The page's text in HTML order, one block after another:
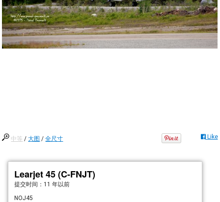
中等 /大图 /全尺寸 Like
Learjet 45 (C-FNJT)
提交时间： 11 年以前
NOJ45